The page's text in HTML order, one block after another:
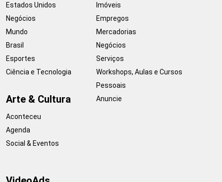
Estados Unidos
Negócios
Mundo
Brasil
Esportes
Ciência e Tecnologia
Arte & Cultura
Aconteceu
Agenda
Social & Eventos
Imóveis
Empregos
Mercadorias
Negócios
Serviços
Workshops, Aulas e Cursos
Pessoais
Anuncie